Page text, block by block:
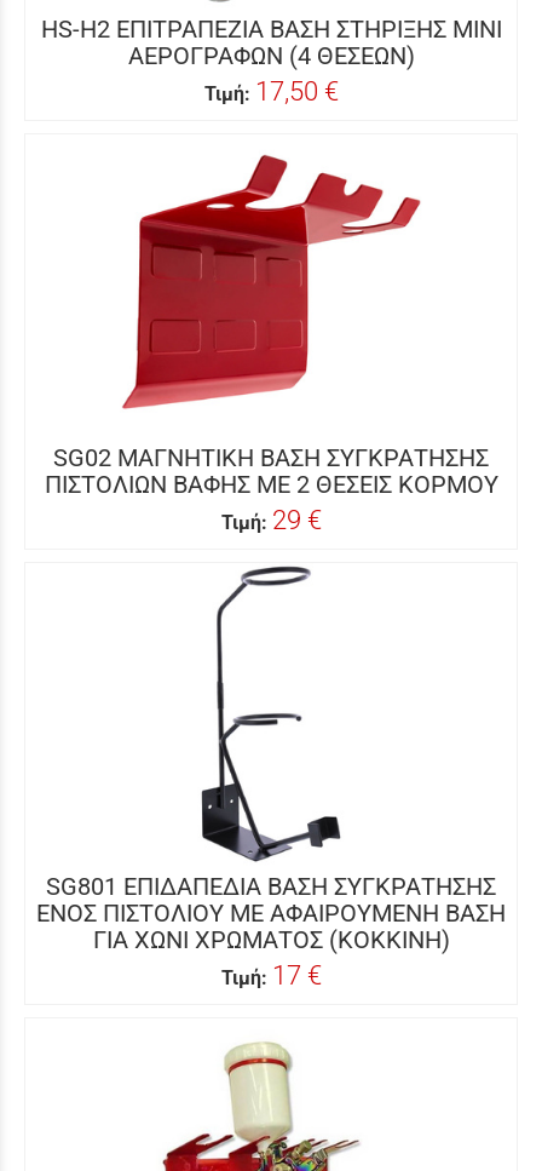
HS-H2 ΕΠΙΤΡΑΠΕΖΙΑ ΒΑΣΗ ΣΤΗΡΙΞΗΣ MINI
ΑΕΡΟΓΡΑΦΩΝ (4 ΘΕΣΕΩΝ)
Τιμή: 17,50 €
SG02 ΜΑΓΝΗΤΙΚΗ ΒΑΣΗ ΣΥΓΚΡΑΤΗΣΗΣ
ΠΙΣΤΟΛΙΩΝ ΒΑΦΗΣ ΜΕ 2 ΘΕΣΕΙΣ ΚΟΡΜΟΥ
Τιμή: 29 €
SG801 ΕΠΙΔΑΠΕΔΙΑ ΒΑΣΗ ΣΥΓΚΡΑΤΗΣΗΣ
ΕΝΟΣ ΠΙΣΤΟΛΙOΥ ΜΕ ΑΦΑΙΡΟΥΜΕΝΗ ΒΑΣΗ
ΓΙΑ ΧΩΝΙ ΧΡΩΜΑΤΟΣ (ΚΟΚΚΙΝΗ)
Τιμή: 17 €